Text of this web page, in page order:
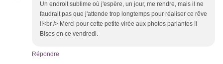
Un endroit sublime où j'espère, un jour, me rendre, mais il ne
faudrait pas que j'attende trop longtemps pour réaliser ce rêve
!!<br /> Merci pour cette petite virée aux photos parlantes !!
Bises en ce vendredi.
Répondre